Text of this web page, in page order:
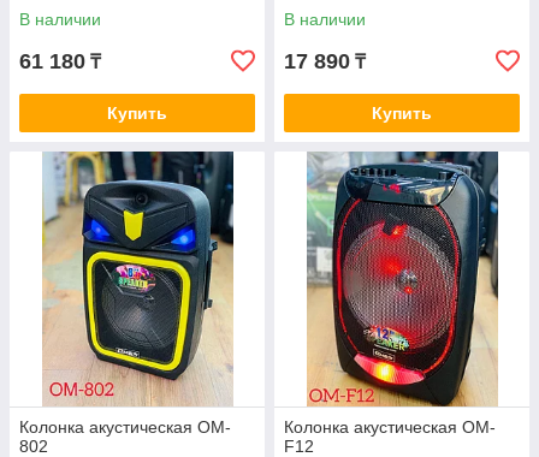
В наличии
61 180 ₸
Купить
В наличии
17 890 ₸
Купить
Колонка акустическая OM-
802
Колонка акустическая OM-
F12